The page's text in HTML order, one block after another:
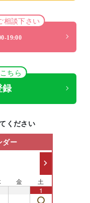
相談下さい
19:00
ちら
録
ください
ダー
金 土
1